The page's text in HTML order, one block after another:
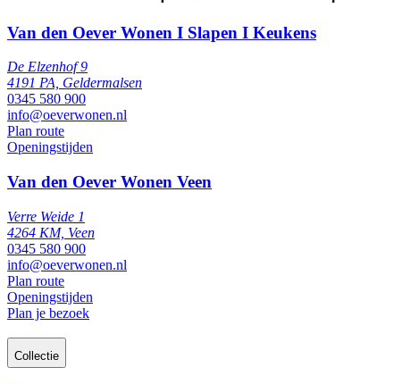
Van den Oever Wonen I Slapen I Keukens
De Elzenhof 9
4191 PA, Geldermalsen
0345 580 900
info@oeverwonen.nl
Plan route
Openingstijden
Van den Oever Wonen Veen
Verre Weide 1
4264 KM, Veen
0345 580 900
info@oeverwonen.nl
Plan route
Openingstijden
Plan je bezoek
Collectie